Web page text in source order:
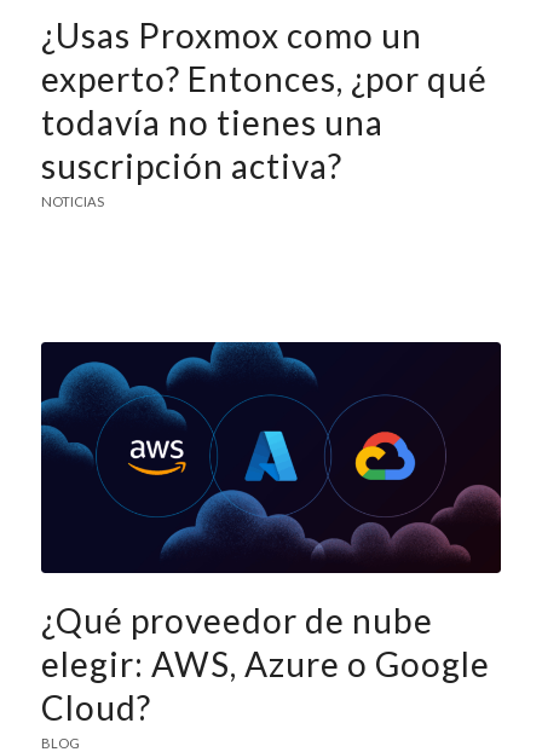
¿Usas Proxmox como un
experto? Entonces, ¿por qué
todavía no tienes una
suscripción activa?
NOTICIAS
¿Qué proveedor de nube
elegir: AWS, Azure o Google
Cloud?
BLOG